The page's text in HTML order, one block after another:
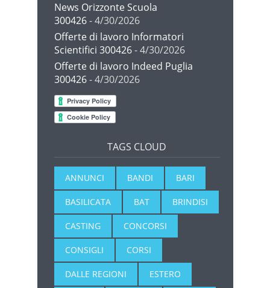
News Orizzonte Scuola
300426- 4/30/2026
Offerte di lavoro Informatori
Scientifici 300426- 4/30/2026
Offerte di lavoro Indeed Puglia
300426- 4/30/2026
TAGS CLOUD
ANNUNCI BANDI BARI
BASILICATA BAT BRINDISI
CASTING CONCORSI
CONSIGLI CORSI
DALLE REGIONI ESTERO